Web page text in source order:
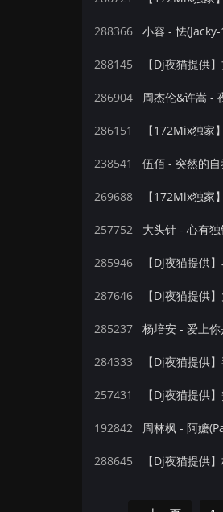
288366 小容 - 怯
288145 【Dj夜猫提供
286904 周杰伦&许嵩 -
286151 【172Mix独
238541 伍佰 - 突然的
269688 【172Mix独
257752 大头针 - 心有
285946 【Dj夜猫提供
287646 【Dj夜猫提供
285237 杨培安 - 爱上
284333 【Dj夜猫提供
257431 【Dj夜猫提供
192842 周林枫 - 阿嬷
288645 【Dj夜猫提供